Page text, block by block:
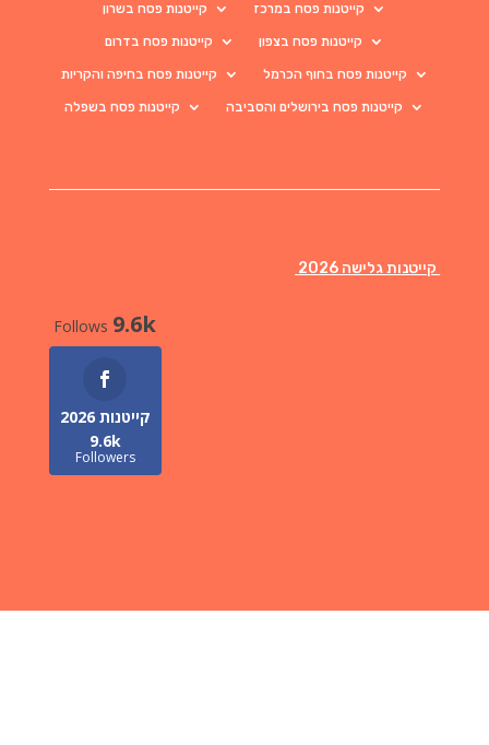
קייטנות פסח במרכז קייטנות פסח בשרון
קייטנות פסח בצפון קייטנות פסח בדרום
קייטנות פסח בחוף הכרמל קייטנות פסח בחיפה והקריות
קייטנות פסח בירושלים והסביבה קייטנות פסח בשפלה
קייטנות גלישה 2026
9.6k
Follows
קייטנות 2026
9.6k
Followers